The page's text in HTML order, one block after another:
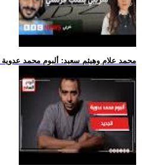
.. محمد علام وهيثم سعيد: ألبوم محمد عدوية